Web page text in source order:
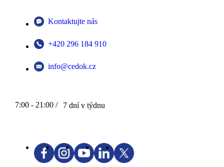
Kontaktujte nás
+420 296 184 910
info@cedok.cz
7:00 - 21:00 / 7 dní v týdnu